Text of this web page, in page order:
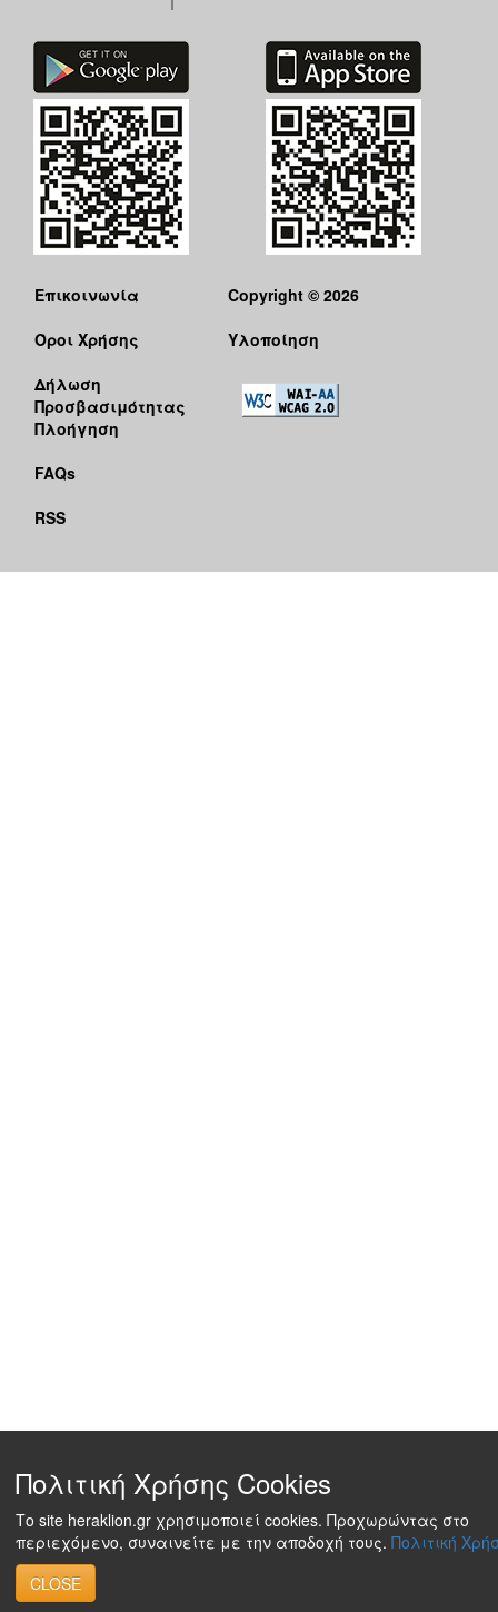
Επικοινωνία
Όροι Χρήσης
Δήλωση
Προσβασιμότητας
Πλοήγηση
FAQs
RSS
Copyright © 2026
Υλοποίηση
Πολιτική Χρήσης Cookies
Το site heraklion.gr χρησιμοποιεί cookies. Προχωρώντας στο
περιεχόμενο, συναινείτε με την αποδοχή τους. Πολιτική
CLOSE